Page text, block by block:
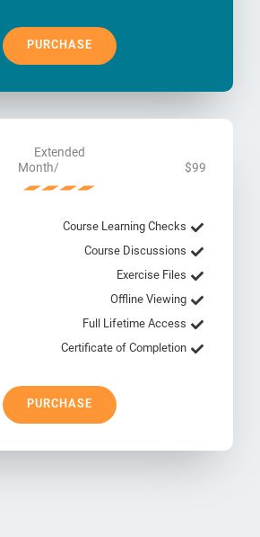
PURCHASE
Extended
$99
/Month
Course Learning Checks
Course Discussions
Exercise Files
Offline Viewing
Full Lifetime Access
Certificate of Completion
PURCHASE